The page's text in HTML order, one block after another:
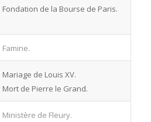
Fondation de la Bourse de Paris.
Famine.
Mariage de Louis XV.
Mort de Pierre le Grand.
Ministère de Fleury.